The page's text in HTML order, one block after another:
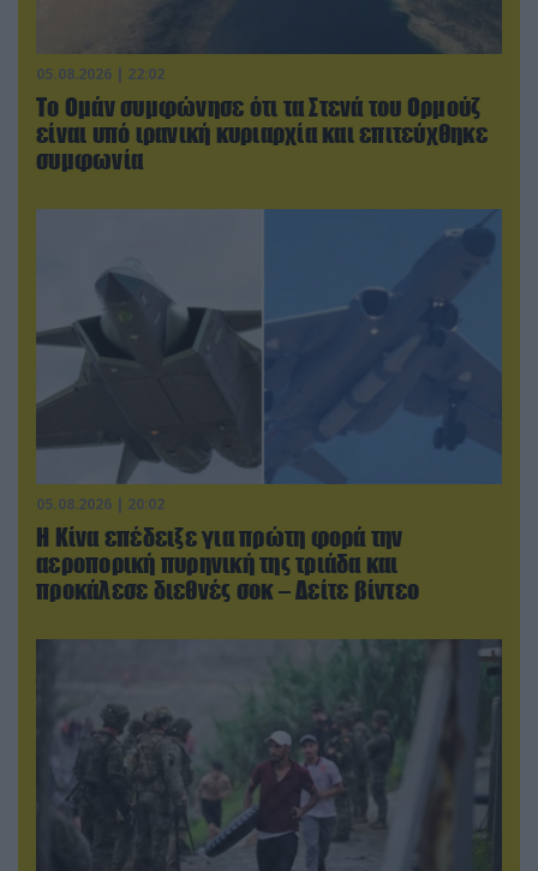
05.08.2026 | 22:02
Το Ομάν συμφώνησε ότι τα Στενά του Ορμούζ
είναι υπό ιρανική κυριαρχία και επιτεύχθηκε
συμφωνία
05.08.2026 | 20:02
Η Κίνα επέδειξε για πρώτη φορά την
αεροπορική πυρηνική της τριάδα και
προκάλεσε διεθνές σοκ – Δείτε βίντεο